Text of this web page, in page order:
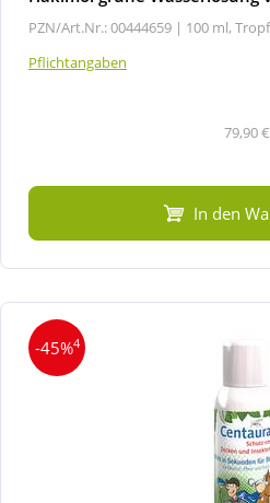
PZN/Art.Nr.: 00444659 | 100 ml,
Pflichtangaben
79,90
In den
-45%4